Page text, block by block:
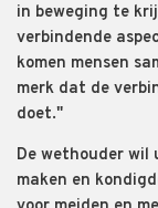
in beweging te
verbindende
komen mensen
merk dat de
doet."
De wethouder wil
maken en